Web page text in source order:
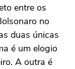
entre os
no
duas únicas
é um elogio
A outra é